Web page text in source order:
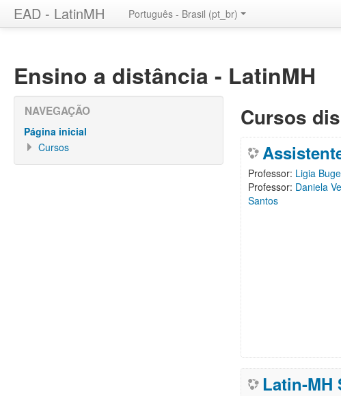
EAD - LatinMH Português - Brasil ‎(pt_br)‎
Ensino a distância - LatinMH
Cursos
Professor: Ligia
Professor: Daniela
Santos
Latin-MH
NAVEGAÇÃO
Página inicial
Cursos